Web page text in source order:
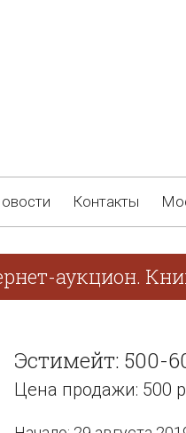
Контакты
аукцион.
Эстимейт: 500-
Цена продажи: 500